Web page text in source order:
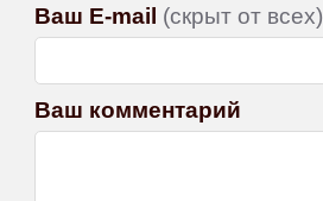
Ваш E-mail (скрыт от всех)
Ваш комментарий